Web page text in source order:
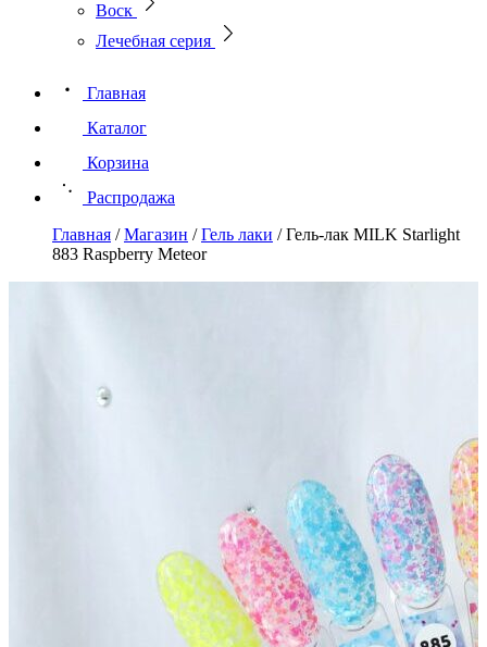
Воск
Лечебная серия
Главная
Каталог
Корзина
Распродажа
Главная /Магазин /Гель лаки /Гель-лак MILK Starlight
883 Raspberry Meteor